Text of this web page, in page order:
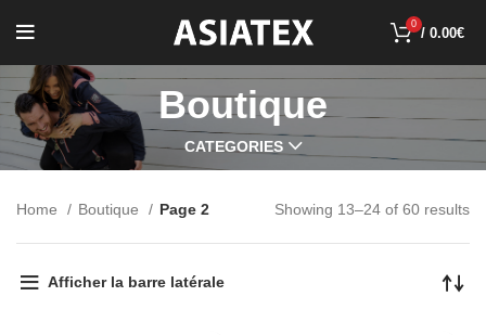
0
/ 0.00€
Boutique
CATEGORIES
Home Boutique Page 2 Showing 13–24 of 60 results
Afficher la barre latérale